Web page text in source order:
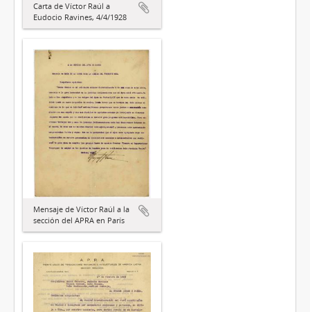
Carta de Víctor Raúl a
Eudocio Ravines, 4/4/1928
Mensaje de Víctor Raúl a la
sección del APRA en París